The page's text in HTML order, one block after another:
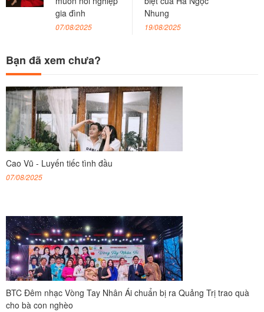
gia đình
07/08/2025
Nhung
19/08/2025
Bạn đã xem chưa?
Cao Vũ - Luyến tiếc tình đầu
07/08/2025
BTC Đêm nhạc Vòng Tay Nhân Ái chuẩn bị ra Quảng Trị trao quà
cho bà con nghèo